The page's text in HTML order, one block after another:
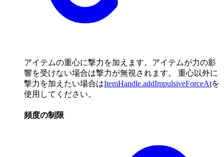
アイテムの重心に撃力を加えます。アイテムが力の影
響を受けない場合は撃力が無視されます。 重心以外に
撃力を加えたい場合はItemHandle.addImpulsiveForceAtを
使用してください。
頻度の制限